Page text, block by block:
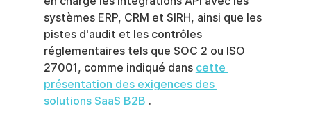
systèmes ERP, CRM et SIRH, ainsi que les
pistes d'audit et les contrôles
réglementaires tels que SOC 2 ou ISO
27001, comme indiqué dans cette
présentation des exigences des
solutions SaaS B2B .